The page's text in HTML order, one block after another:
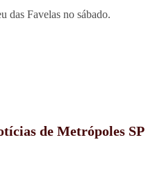
das Favelas no sábado.
de Metrópoles SP